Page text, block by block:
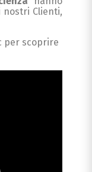
Clienti,
per scoprire